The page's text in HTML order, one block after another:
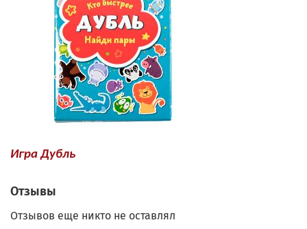
Игра Дубль
Отзывы
Отзывов еще никто не оставлял